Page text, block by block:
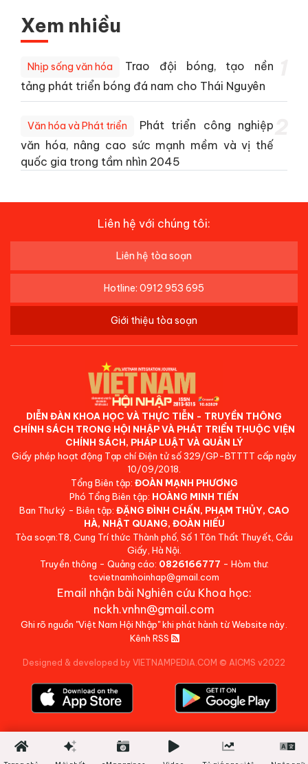
Xem nhiều
Nhịp sống văn hóa
Trao đội bóng, tạo nền
tảng phát triển bóng đá nam cho Thái Nguyên
Văn hóa và Phát triển
Phát triển công nghiệp
văn hóa, nâng cao sức mạnh mềm và vị thế
quốc gia trong tầm nhìn 2045
Liên hệ với chúng tôi:
Liên hệ tòa soạn
Hotline: 0912 953 695
Giới thiệu tòa soạn
DIỄN ĐÀN KHOA HỌC VÀ THỰC TIỄN - TRUYỀN THÔNG
CHÍNH SÁCH TRONG HỘI NHẬP VÀ PHÁT TRIỂN THUỘC VIỆN
CHÍNH SÁCH, PHÁP LUẬT VÀ QUẢN LÝ
Giấy phép hoạt động Tạp chí Điện tử số 329/GP-BTTTT cấp ngày
10/09/2018.
Tổng Biên tập: ĐOÀN MẠNH PHƯƠNG
Phó Tổng Biên tập: HOÀNG MINH TIẾN
Ban Thư ký - Biên tập: ĐẶNG ĐÌNH CHẤN, PHẠM THỦY, CAO
HÀ, NHẬT QUANG, ĐOÀN HIẾU
Tòa soạn:T8, Cung Trí thức Thành phố, Số 1 Tôn Thất Thuyết, Cầu
Giấy, Hà Nội.
Truyền thông - Quảng cáo: 0826166777 - Hòm thư:
tcvietnamhoinhap@gmail.com
Email nhận bài Nghiên cứu Khoa học:
nckh.vnhn@gmail.com
Ghi rõ nguồn "Việt Nam Hội Nhập" khi phát hành từ Website này.
Kênh RSS
Designed & developed by VIETNAMPEDIA.COM © AICMS v2022